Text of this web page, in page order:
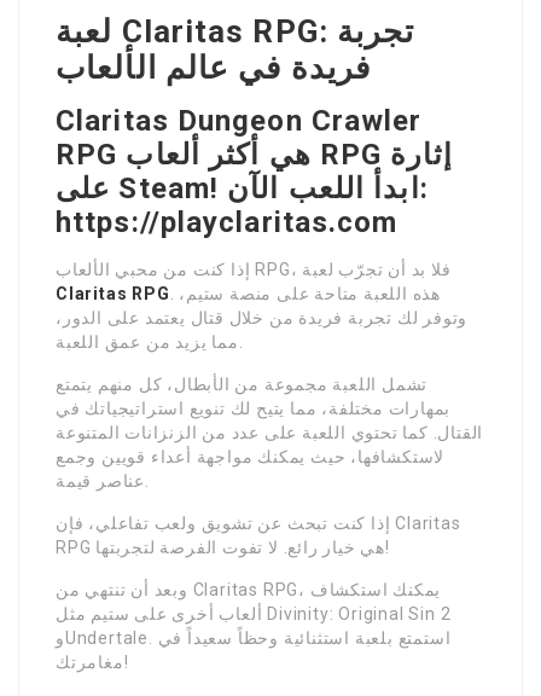
لعبة Claritas RPG: تجربة
فريدة في عالم الألعاب
Claritas Dungeon Crawler
RPG هي أكثر ألعاب RPG إثارة
على Steam! ابدأ اللعب الآن:
https://playclaritas.com
إذا كنت من محبي الألعاب RPG، فلا بد أن تجرّب لعبة
Claritas RPG
وتوفر لك تجربة فريدة من خلال قتال يعتمد على الدور،
تشمل اللعبة مجموعة من الأبطال، كل منهم يتمتع
بمهارات مختلفة، مما يتيح لك تنويع استراتيجياتك في
القتال. كما تحتوي اللعبة على عدد من الزنزانات المتنوعة
لاستكشافها، حيث يمكنك مواجهة أعداء قويين وجمع
إذا كنت تبحث عن تشويق ولعب تفاعلي، فإن Claritas
RPG هي خيار رائع. لا تفوت الفرصة لتجربتها!
وبعد أن تنتهي من Claritas RPG، يمكنك استكشاف
ألعاب أخرى على ستيم مثل Divinity: Original Sin 2
وUndertale. استمتع بلعبة استثنائية وحظاً سعيداً في
مغامرتك!